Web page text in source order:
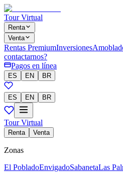
Tour Virtual
Renta
Venta
Rentas PremiumInversiones
contactarnos?
Pagos en línea
ES EN BR
ES EN BR
Tour Virtual
Renta Venta
Zonas
El PobladoEnvigadoSabanetaLas